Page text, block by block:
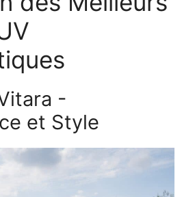
-
et Style